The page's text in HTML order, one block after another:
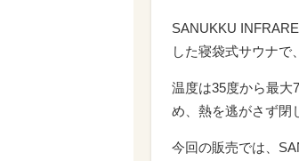
SANUKKU
した寝袋式サウナで
温度は35度から最大
め、熱を逃がさず閉
今回の販売では、